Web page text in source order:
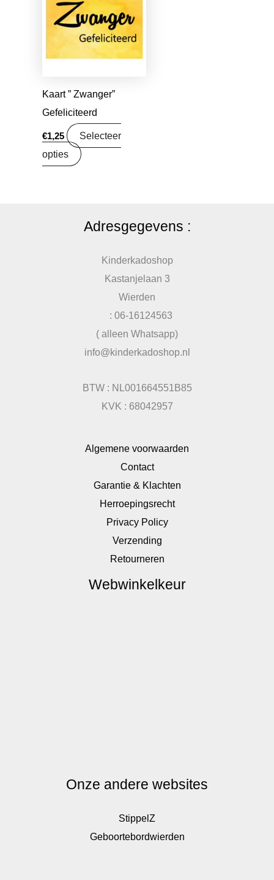
Kaart ” Zwanger”
Gefeliciteerd
€1,25
Selecteer
opties
Adresgegevens :
Kinderkadoshop
Kastanjelaan 3
Wierden
: 06-16124563
( alleen Whatsapp)
info@kinderkadoshop.nl
BTW : NL001664551B85
KVK : 68042957
Algemene voorwaarden
Contact
Garantie & Klachten
Herroepingsrecht
Privacy Policy
Verzending
Retourneren
Webwinkelkeur
Onze andere websites
StippelZ
Geboortebordwierden